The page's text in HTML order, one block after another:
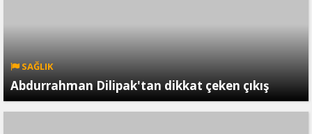
SAĞLIK
Abdurrahman Dilipak'tan dikkat çeken çıkış